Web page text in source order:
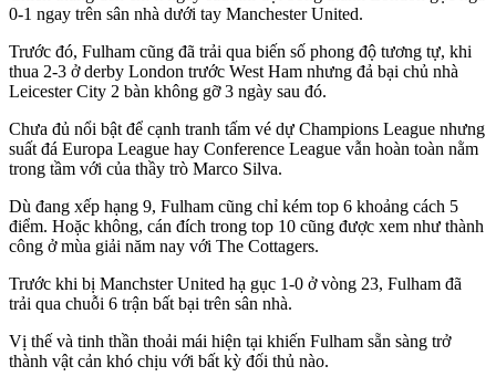
0-1 ngay trên sân nhà dưới tay Manchester United.
Trước đó, Fulham cũng đã trải qua biến số phong độ tương tự, khi
thua 2-3 ở derby London trước West Ham nhưng đả bại chủ nhà
Leicester City 2 bàn không gỡ 3 ngày sau đó.
Chưa đủ nổi bật để cạnh tranh tấm vé dự Champions League nhưng
suất đá Europa League hay Conference League vẫn hoàn toàn nằm
trong tầm với của thầy trò Marco Silva.
Dù đang xếp hạng 9, Fulham cũng chỉ kém top 6 khoảng cách 5
điểm. Hoặc không, cán đích trong top 10 cũng được xem như thành
công ở mùa giải năm nay với The Cottagers.
Trước khi bị Manchster United hạ gục 1-0 ở vòng 23, Fulham đã
trải qua chuỗi 6 trận bất bại trên sân nhà.
Vị thế và tinh thần thoải mái hiện tại khiến Fulham sẵn sàng trở
thành vật cản khó chịu với bất kỳ đối thủ nào.